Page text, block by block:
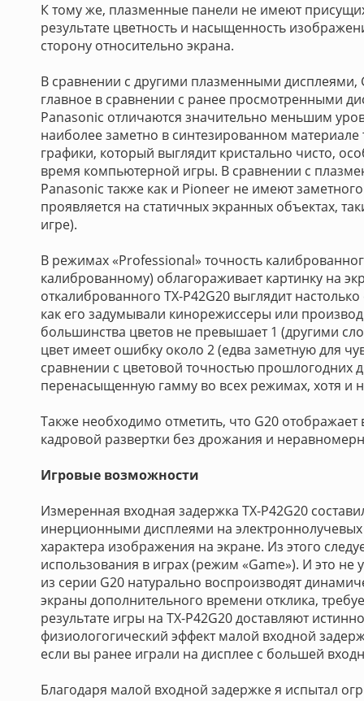
К тому же, плазменные панели не имеют
результате цветность и насыщенность
сторону относительно экрана.
В сравнении с другими плазменными
главное в сравнении с ранее просмотренными
Panasonic отличаются значительно меньшим
наиболее заметно в синтезированном
графики, который выглядит кристально чисто,
время компьютерной игры. В сравнении с
Panasonic также как и Pioneer не имеют
проявляется на статичных экранных объектах,
игре).
В режимах «Professional» точность
калиброванному) облагораживает картинку на
откалиброванного TX-P42G20 выглядит
как его задумывали кинорежиссеры или
большинства цветов не превышает 1 (другими
цвет имеет ошибку около 2 (едва заметную для
сравнении с цветовой точностью прошлогодних
перенасыщенную гамму во всех режимах, хотя и
Также необходимо отметить, что G20
кадровой развертки без дрожания и
Игровые возможности
Измеренная входная задержка TX-P42G20
инерционными дисплеями на электроннолучевых
характера изображения на экране. Из этого
использования в играх (режим «Game»). И это
из серии G20 натурально воспроизводят
экраны дополнительного времени отклика,
результате игры на TX-P42G20 доставляют
физиологогический эффект малой входной
если вы ранее играли на дисплее с большей
Благодаря малой входной задержке я испытал